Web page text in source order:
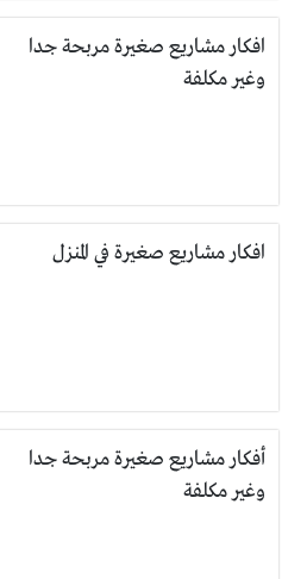
افكار مشاريع صغيرة مربحة جدا
وغير مكلفة
افكار مشاريع صغيرة في المنزل
أفكار مشاريع صغيرة مربحة جدا
وغير مكلفة